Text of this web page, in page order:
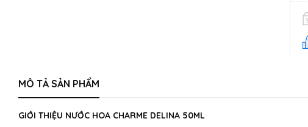
MÔ TẢ SẢN PHẨM
GIỚI THIỆU NƯỚC HOA CHARME DELINA 50ML